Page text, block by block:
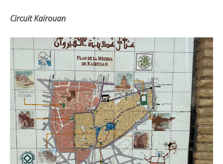
Circuit Kairouan